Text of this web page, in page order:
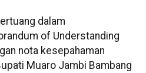
dalam
of Understanding
nota kesepahaman
Muaro Jambi Bambang